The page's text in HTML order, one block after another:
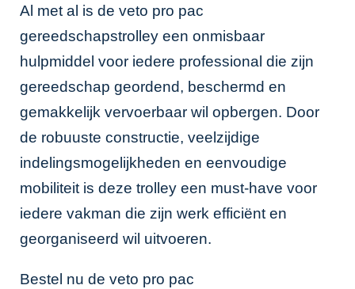
Al met al is de veto pro pac
gereedschapstrolley een onmisbaar
hulpmiddel voor iedere professional die zijn
gereedschap geordend, beschermd en
gemakkelijk vervoerbaar wil opbergen. Door
de robuuste constructie, veelzijdige
indelingsmogelijkheden en eenvoudige
mobiliteit is deze trolley een must-have voor
iedere vakman die zijn werk efficiënt en
georganiseerd wil uitvoeren.
Bestel nu de veto pro pac